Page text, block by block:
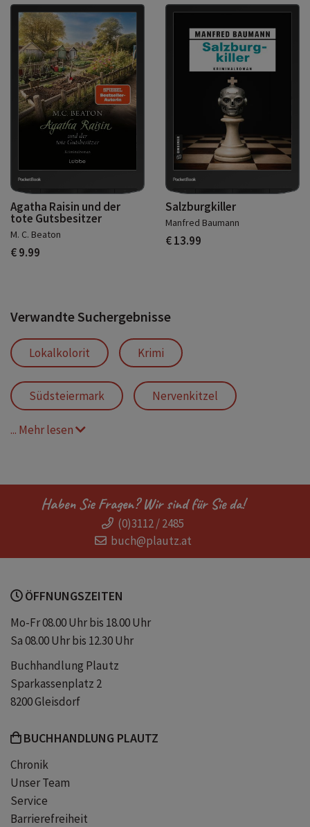
Agatha Raisin und der
tote Gutsbesitzer
M. C. Beaton
€ 9.99
Salzburgkiller
Manfred Baumann
€ 13.99
Verwandte Suchergebnisse
Lokalkolorit Krimi
Südsteiermark Nervenkitzel
Beklemmend
Psychologisch Familiengeheimnis
Manipulation
... Mehr lesen
Haben Sie Fragen? Wir sind für Sie da!
(0)3112 / 2485
buch@plautz.at
ÖFFNUNGSZEITEN
Mo-Fr 08.00 Uhr bis 18.00 Uhr
Sa 08.00 Uhr bis 12.30 Uhr
Buchhandlung Plautz
Sparkassenplatz 2
8200 Gleisdorf
BUCHHANDLUNG PLAUTZ
Chronik
Unser Team
Service
Barrierefreiheit